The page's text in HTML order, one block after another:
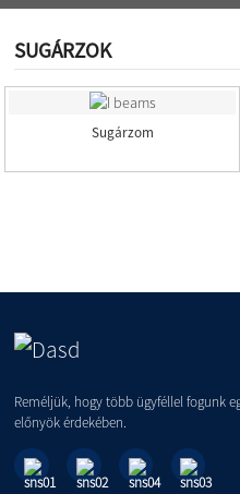
SUGÁRZOK
Sugárzom
Reméljük, hogy több ügyféllel fogunk
előnyök érdekében.